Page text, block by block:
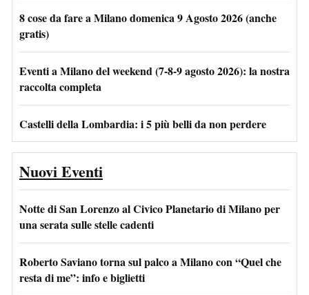
8 cose da fare a Milano domenica 9 Agosto 2026 (anche
gratis)
Eventi a Milano del weekend (7-8-9 agosto 2026): la nostra
raccolta completa
Castelli della Lombardia: i 5 più belli da non perdere
Nuovi Eventi
Notte di San Lorenzo al Civico Planetario di Milano per
una serata sulle stelle cadenti
Roberto Saviano torna sul palco a Milano con “Quel che
resta di me”: info e biglietti